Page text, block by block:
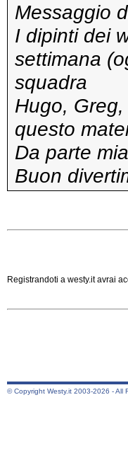
Messaggio
I dipinti dei
settimana
squadra
Hugo,
questo
Da parte
Buon
Registrandoti a westy.it avrai
© Copyright Westy.it 2003-2026 - All